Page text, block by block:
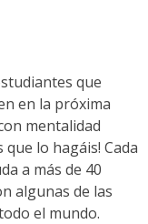
que
en la próxima
mentalidad
que lo hagáis! Cada
a más de 40
algunas de las
el mundo.